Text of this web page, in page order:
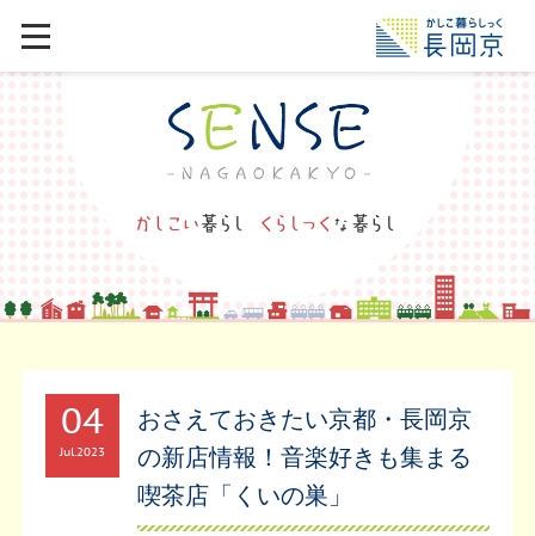
04
Jul2023
おさえておきたい京都・長岡京
の新店情報！音楽好きも集まる
喫茶店「くいの巣」